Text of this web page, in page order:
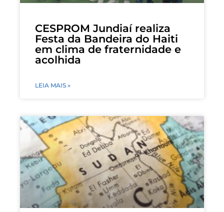
CESPROM Jundiaí realiza
Festa da Bandeira do Haiti
em clima de fraternidade e
acolhida
LEIA MAIS »